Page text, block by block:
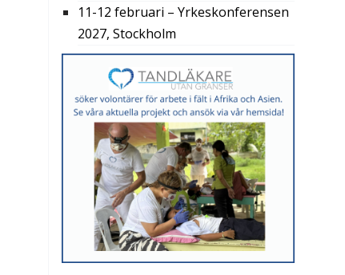
11-12 februari – Yrkeskonferensen
2027, Stockholm